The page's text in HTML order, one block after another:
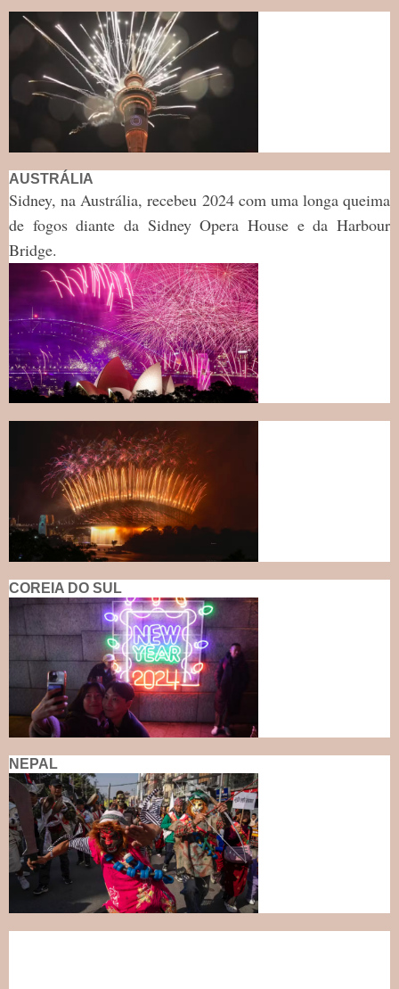
AUSTRÁLIA
Sidney, na Austrália, recebeu 2024 com uma longa queima
de fogos diante da Sidney Opera House e da Harbour
Bridge.
COREIA DO SUL
NEPAL